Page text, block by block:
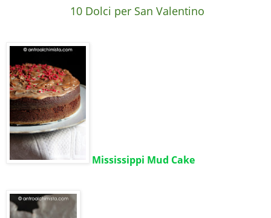
10 Dolci per San Valentino
Mississippi Mud Cake